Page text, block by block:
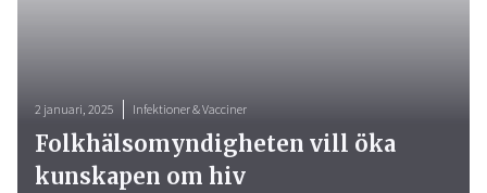
2 januari, 2025 Infektioner & Vacciner
Folkhälsomyndigheten vill öka
kunskapen om hiv